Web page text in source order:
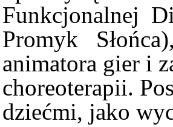
Funkcjonalnej
Promyk
animatora gier i
choreoterapii.
dziećmi, jako